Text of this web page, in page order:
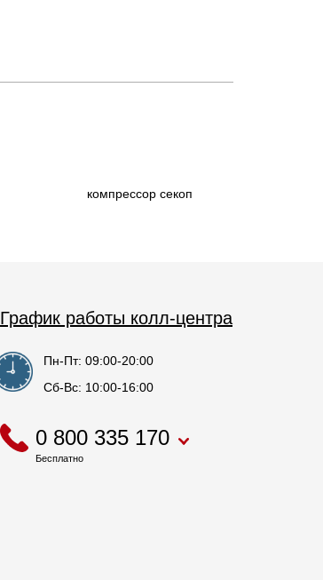
компрессор секоп
График работы колл-центра
Пн-Пт: 09:00-20:00
Сб-Вс: 10:00-16:00
0 800 335 170
Бесплатно